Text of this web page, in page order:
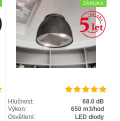
ZÁRUKA
Hlučnost:
68.0 dB
Výkon:
650 m3/hod
Osvětlení:
LED diody